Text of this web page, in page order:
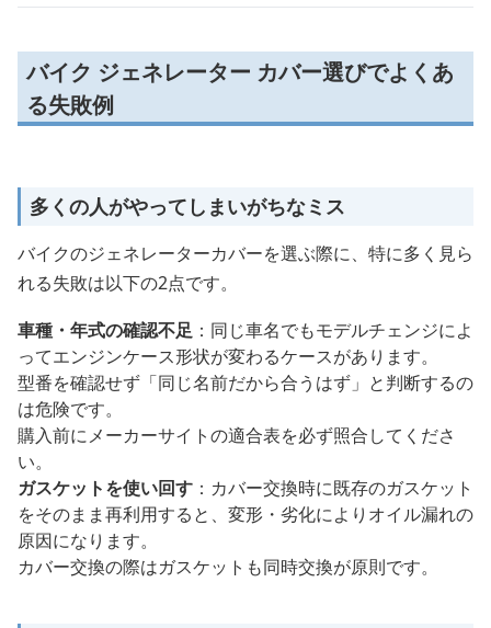
バイク ジェネレーター カバー選びでよくあ
る失敗例
多くの人がやってしまいがちなミス
バイクのジェネレーターカバーを選ぶ際に、特に多く見ら
れる失敗は以下の2点です。
車種・年式の確認不足 ：同じ車名でもモデルチェンジによ
ってエンジンケース形状が変わるケースがあります。
型番を確認せず「同じ名前だから合うはず」と判断するの
は危険です。
購入前にメーカーサイトの適合表を必ず照合してくださ
い。
ガスケットを使い回す ：カバー交換時に既存のガスケット
をそのまま再利用すると、変形・劣化によりオイル漏れの
原因になります。
カバー交換の際はガスケットも同時交換が原則です。